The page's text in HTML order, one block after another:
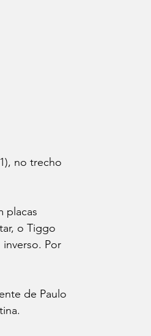
no trecho
placas
o Tiggo
Por
de Paulo